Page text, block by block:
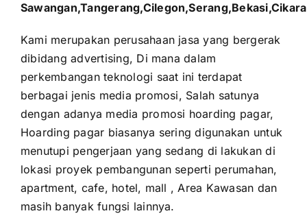
Kami merupakan perusahaan jasa yang bergerak
dibidang advertising, Di mana dalam
perkembangan teknologi saat ini terdapat
berbagai jenis media promosi, Salah satunya
dengan adanya media promosi hoarding pagar,
Hoarding pagar biasanya sering digunakan untuk
menutupi pengerjaan yang sedang di lakukan di
lokasi proyek pembangunan seperti perumahan,
apartment, cafe, hotel, mall , Area Kawasan dan
masih banyak fungsi lainnya.